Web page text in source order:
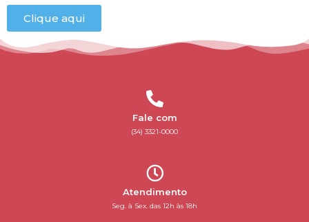
Clique aqui
Fale com
(34) 3321-0000
Atendimento
Seg. à Sex. das 12h às 18h